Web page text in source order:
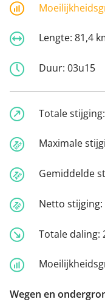
Lengte: 81,4
Duur: 03u15
Totale stijging:
Maximale
Gemiddelde
Netto stijging:
Totale daling:
Wegen en